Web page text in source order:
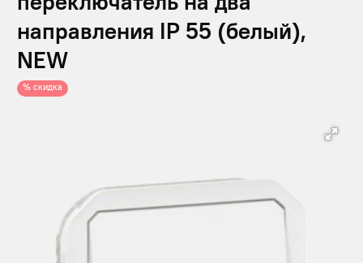
направления IP 55 (белый),
NEW
% скидка